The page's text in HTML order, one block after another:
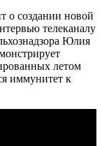
о создании новой
телеканалу
Юлия
летом
иммунитет к